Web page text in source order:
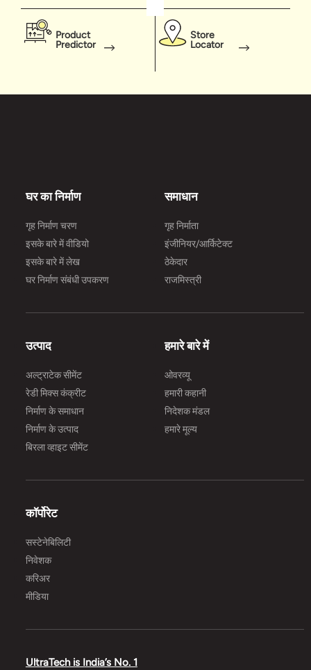
Product
Predictor
Store
Locator
घर का निर्माण
गृह निर्माण चरण
इसके बारे में वीडियो
इसके बारे में लेख
घर निर्माण संबंधी उपकरण
समाधान
गृह निर्माता
इंजीनियर/आर्किटेक्ट
ठेकेदार
राजमिस्त्री
उत्पाद
अल्ट्राटेक सीमेंट
रेडी मिक्स कंक्रीट
निर्माण के समाधान
निर्माण के उत्पाद
बिरला व्हाइट सीमेंट
हमारे बारे में
ओवरव्यू
हमारी कहानी
निदेशक मंडल
हमारे मूल्य
कॉर्पोरेट
सस्टेनेबिलिटी
निवेशक
करिअर
मीडिया
UltraTech is India’s No. 1